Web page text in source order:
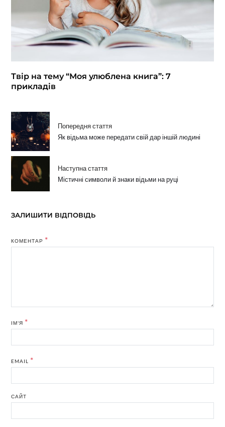
Твір на тему “Моя улюблена книга”: 7
прикладів
Попередня стаття
Як відьма може передати свій дар іншій людині
Наступна стаття
Містичні символи й знаки відьми на руці
ЗАЛИШИТИ ВІДПОВІДЬ
КОМЕНТАР *
ІМ'Я *
EMAIL *
САЙТ